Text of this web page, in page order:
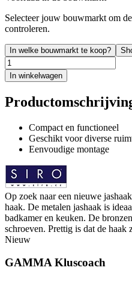
Selecteer jouw bouwmarkt om
controleren.
In welke bouwmarkt te koop?
In winkelwagen
Compact en functioneel
Geschikt voor diverse
Eenvoudige montage
Op zoek naar een nieuwe
haak. De metalen jashaak is
badkamer en keuken. De
schroeven. Prettig is dat de haak
Nieuw
GAMMA Kluscoach